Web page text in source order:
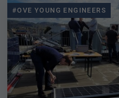
#OVE YOUNG ENGINEERS